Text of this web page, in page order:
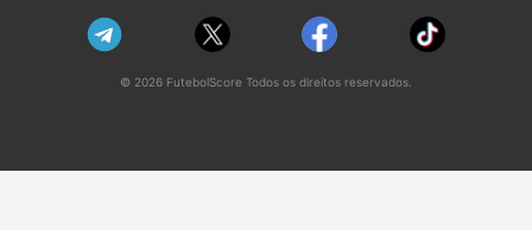
© 2026 FutebolScore Todos os direitos reservados.